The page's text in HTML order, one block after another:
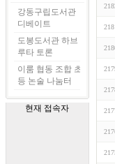
강동구립도서관
디베이트
도봉도서관 하브
루타 토론
이룸 협동 조합 초
등 논술 나눔터
현재 접속자